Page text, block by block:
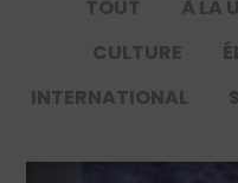
TOUT À LA
CULTURE
INTERNATIONAL